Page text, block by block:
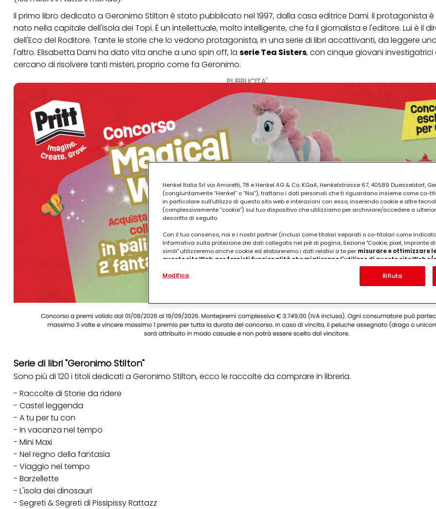
PUBBLICITA'
Il primo libro dedicato a Geronimo Stilton è stato pubblicato nel 1997, dalla casa editrice Dami. Il protagonista
nato nella capitale dell'Isola dei Topi. È un intellettuale, molto intelligente, che fa il giornalista e l'editore. Lui è il
dell'Eco del Roditore. Tante le storie che lo vedono protagonista, in una serie di libri accattivanti, da leggere
l'altro. Elisabetta Dami ha dato vita anche a uno spin off, la serie Tea Sisters, con cinque giovani investigatrici
cercano di risolvere tanti misteri, proprio come fa Geronimo.
Serie di libri "Geronimo Stilton"
Sono più di 120 i titoli dedicati a Geronimo Stilton, ecco le raccolte da comprare in libreria.
- Raccolte di Storie da ridere
- Castel leggenda
- A tu per tu con
- In vacanza nel tempo
- Mini Maxi
- Nel regno della fantasia
- Viaggio nel tempo
- Barzellette
- L'isola dei dinosauri
- Segreti & Segreti di Pissipissy Rattazz
Henkel Italia Srl via Amoretti, 78 e Henkel AG & Co. KGaA, Henkelstrasse 67, 40589 Duesseldorf,
(congiuntamente “Henkel” o “Noi”), trattano i dati personali che ti riguardano insieme come co-
in particolare sull'utilizzo di questo sito web e interazioni con esso, inserendo cookie e altre
(complessivamente “cookie”) sul tuo dispositivo che utilizziamo per archiviare/accedere a
descritto di seguito.
Con il tuo consenso, noi e i nostri partner (inclusi come titolari separati o co-titolari come
Informativa sulla protezione dei dati collegata nel piè di pagina, Sezione "Cookie, pixel, impronte
simili" utilizzeremo anche cookie ed elaboreremo i dati relativi a te per misurare e ottimizzare
questo sito Web, per fornirti funzionalità che migliorano l'utilizzo di questo sito Web e/
. Analizzeremo il tuo utilizzo di questo sito Web e le tue interazioni commerciali
(rispettivamente dell'azienda per cui lavori) per) e su tale base tracciare i tuoi acquisti dei nostri
terzi, conservare le nostre informazioni sulle entità commerciali e creare profili individuali su di te
misurare e ottimizzare il successo delle campagne pubblicitarie.
Puoi trovare maggiori informazioni sul trattamento dei tuoi dati nella nostra Informativa sulla
"modifica" di seguito".
Modifica Rifiuta